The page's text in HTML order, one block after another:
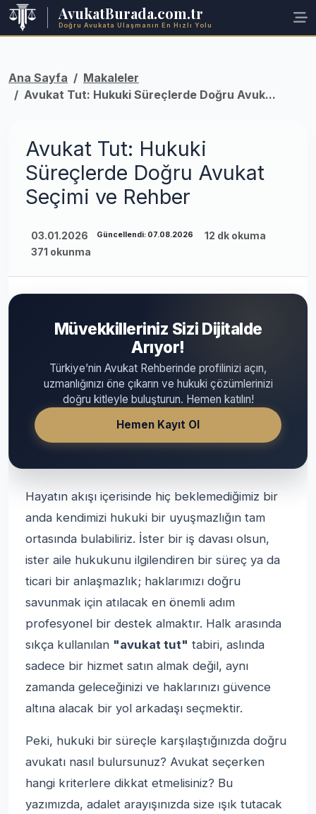
AvukatBurada.com.tr
Doğru Avukata Ulaşmanın En Hızlı Yolu
Ana Sayfa
Makaleler
Avukat Tut: Hukuki Süreçlerde Doğru Avuk...
Avukat Tut: Hukuki
Süreçlerde Doğru Avukat
Seçimi ve Rehber
03.01.2026 Güncellendi: 07.08.2026
12 dk okuma
371 okunma
Müvekkilleriniz Sizi Dijitalde
Arıyor!
Türkiye’nin Avukat Rehberinde profilinizi açın,
uzmanlığınızı öne çıkarın ve hukuki çözümlerinizi
doğru kitleyle buluşturun. Hemen katılın!
Hemen Kayıt Ol
Hayatın akışı içerisinde hiç beklemediğimiz bir
anda kendimizi hukuki bir uyuşmazlığın tam
ortasında bulabiliriz. İster bir iş davası olsun,
ister aile hukukunu ilgilendiren bir süreç ya da
ticari bir anlaşmazlık; haklarımızı doğru
savunmak için atılacak en önemli adım
profesyonel bir destek almaktır. Halk arasında
sıkça kullanılan "avukat tut" tabiri, aslında
sadece bir hizmet satın almak değil, aynı
zamanda geleceğinizi ve haklarınızı güvence
altına alacak bir yol arkadaşı seçmektir.
Peki, hukuki bir süreçle karşılaştığınızda doğru
avukatı nasıl bulursunuz? Avukat seçerken
hangi kriterlere dikkat etmelisiniz? Bu
yazımızda, adalet arayışınızda size ışık tutacak